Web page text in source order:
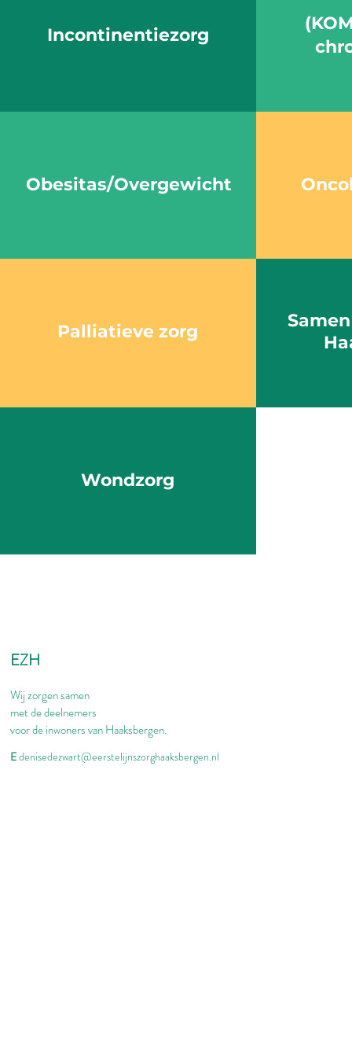
Incontinentiezorg
Obesitas/Overgewicht
Palliatieve zorg
Wondzorg
EZH
Wij zorgen samen
met de deelnemers
voor de inwoners van Haaksbergen.
Edenisedezwart@eerstelijnszorghaaksbergen.nl